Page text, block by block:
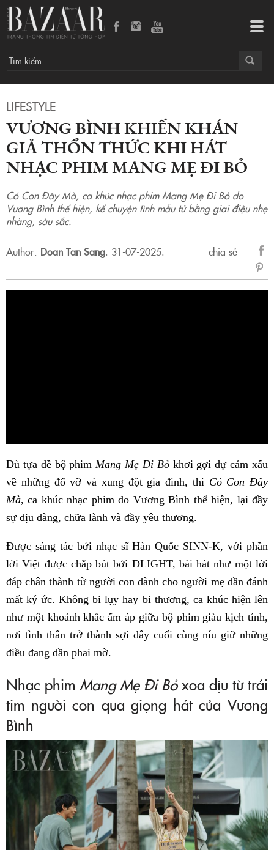
LIFESTYLE
VƯƠNG BÌNH KHIẾN KHÁN
GIẢ THỔN THỨC KHI HÁT
NHẠC PHIM MANG MẸ ĐI BỎ
Có Con Đây Mà, ca khúc nhạc phim Mang Mẹ Đi Bỏ do
Vương Bình thể hiện, kể chuyện tình mẫu tử bằng giai điệu nhẹ
nhàng, sâu sắc.
Author: Doan Tan Sang. 31-07-2025.
chia sẻ
sẻ
Dù tựa đề bộ phim Mang Mẹ Đi Bỏkhơi gợi dự cảm xấu
về những đổ vỡ và xung đột gia đình, thì Có Con Đây
Mà, ca khúc nhạc phim do Vương Bình thể hiện, lại đầy
sự dịu dàng, chữa lành và đầy yêu thương.
Được sáng tác bởi nhạc sĩ Hàn Quốc SINN-K, với phần
lời Việt được chắp bút bởi DLIGHT, bài hát như một lời
đáp chân thành từ người con dành cho người mẹ dần đánh
mất ký ức. Không bi lụy hay bi thương, ca khúc hiện lên
như một khoảnh khắc ấm áp giữa bộ phim giàu kịch tính,
nơi tình thân trở thành sợi dây cuối cùng níu giữ những
điều đang dần phai mờ.
Nhạc phim Mang Mẹ Đi Bỏxoa dịu từ trái
tim người con qua giọng hát của Vương
Bình